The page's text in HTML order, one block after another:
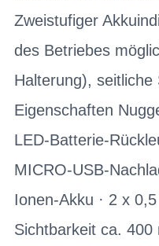
Zweistufiger
des Betriebes
Halterung),
Eigenschaften
LED-Batterie-
MICRO-USB-
Ionen-Akku · 2 x
Sichtbarkeit ca. 400